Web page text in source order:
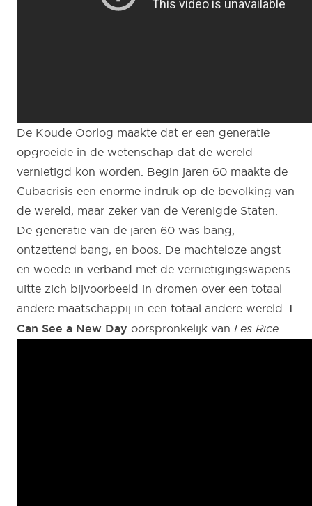
De Koude Oorlog maakte dat er een generatie
opgroeide in de wetenschap dat de wereld
vernietigd kon worden. Begin jaren 60 maakte de
Cubacrisis een enorme indruk op de bevolking van
de wereld, maar zeker van de Verenigde Staten.
De generatie van de jaren 60 was bang,
ontzettend bang, en boos. De machteloze angst
en woede in verband met de vernietigingswapens
uitte zich bijvoorbeeld in dromen over een totaal
andere maatschappij in een totaal andere wereld. I
Can See a New Day oorspronkelijk van Les Rice